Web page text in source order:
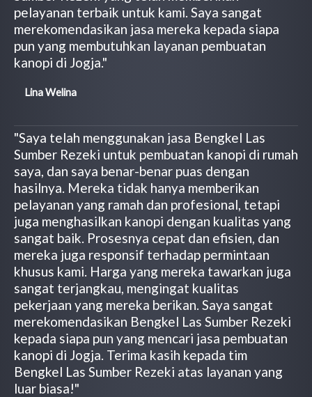
pelayanan terbaik untuk kami. Saya sangat
merekomendasikan jasa mereka kepada siapa
pun yang membutuhkan layanan pembuatan
kanopi di Jogja."
Lina Welina
"Saya telah menggunakan jasa Bengkel Las
Sumber Rezeki untuk pembuatan kanopi di rumah
saya, dan saya benar-benar puas dengan
hasilnya. Mereka tidak hanya memberikan
pelayanan yang ramah dan profesional, tetapi
juga menghasilkan kanopi dengan kualitas yang
sangat baik. Prosesnya cepat dan efisien, dan
mereka juga responsif terhadap permintaan
khusus kami. Harga yang mereka tawarkan juga
sangat terjangkau, mengingat kualitas
pekerjaan yang mereka berikan. Saya sangat
merekomendasikan Bengkel Las Sumber Rezeki
kepada siapa pun yang mencari jasa pembuatan
kanopi di Jogja. Terima kasih kepada tim
Bengkel Las Sumber Rezeki atas layanan yang
luar biasa!"